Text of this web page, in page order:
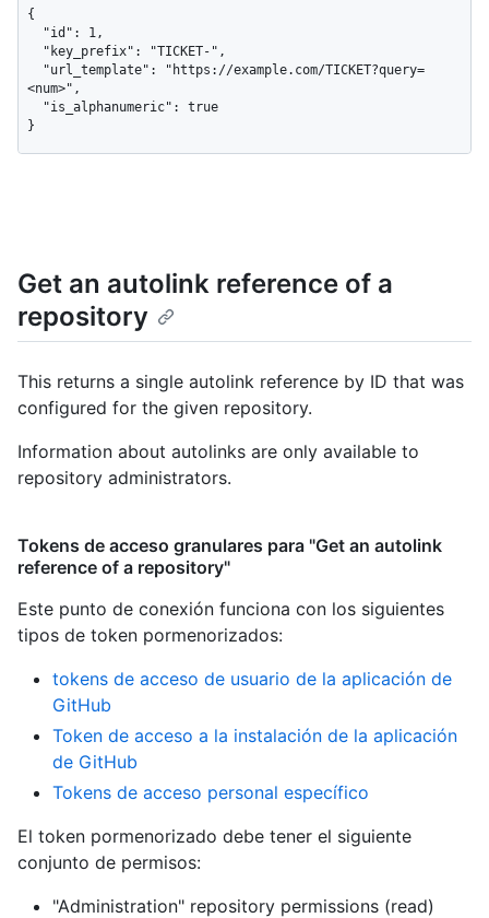
{
<num>",
}
Get an autolink reference of a
repository
This returns a single autolink reference by ID that was
configured for the given repository.
Information about autolinks are only available to
repository administrators.
Tokens de acceso granulares para "Get an autolink
reference of a repository"
Este punto de conexión funciona con los siguientes
tipos de token pormenorizados:
tokens de acceso de usuario de la aplicación de
GitHub
Token de acceso a la instalación de la aplicación
de GitHub
Tokens de acceso personal específico
El token pormenorizado debe tener el siguiente
conjunto de permisos:
"Administration" repository permissions (read)